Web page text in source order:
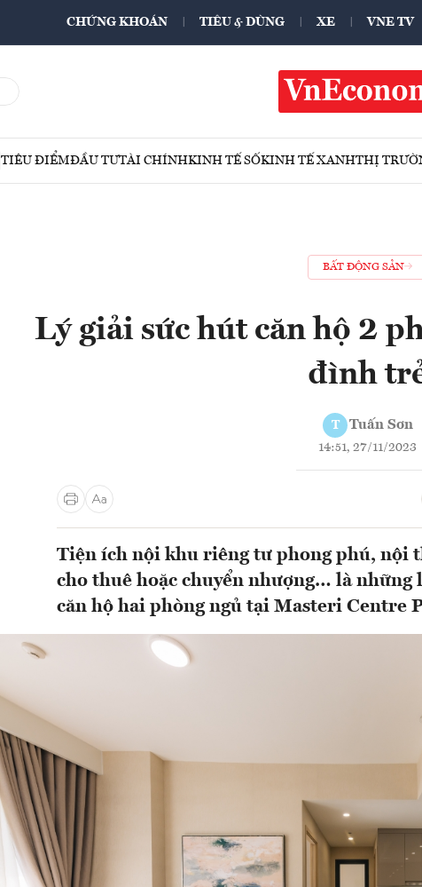
CHỨNG KHOÁN TIÊU & DÙNG XE VNE TV
TIÊU ĐIỂMĐẦU TƯTÀI CHÍNHKINH TẾ SỐKINH TẾ XANHTHỊ
BẤT ĐỘNG SẢN
Lý giải sức hút căn hộ 2
đình
T Tuấn Sơn
14:51, 27/11/2023
Tiện ích nội khu riêng tư phong phú, nội
cho thuê hoặc chuyển nhượng… là những
căn hộ hai phòng ngủ tại Masteri Centre